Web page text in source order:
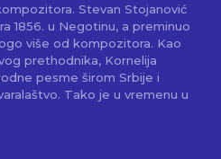
Stevan Stojanović
1856. u Negotinu, a preminuo
više od kompozitora. Kao
prethodnika, Kornelija
pesme širom Srbije i
Tako je u vremenu u